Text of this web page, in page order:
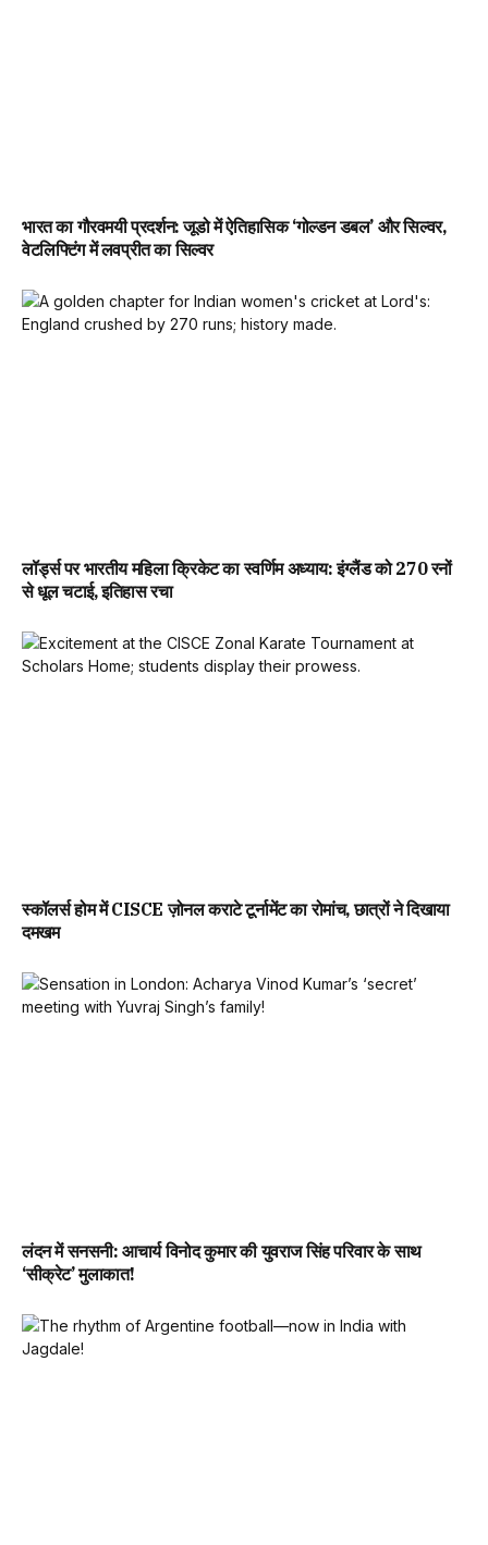
भारत का गौरवमयी प्रदर्शन: जूडो में ऐतिहासिक ‘गोल्डन डबल’ और सिल्वर,
वेटलिफ्टिंग में लवप्रीत का सिल्वर
लॉर्ड्स पर भारतीय महिला क्रिकेट का स्वर्णिम अध्याय: इंग्लैंड को 270 रनों
से धूल चटाई, इतिहास रचा
स्कॉलर्स होम में CISCE ज़ोनल कराटे टूर्नामेंट का रोमांच, छात्रों ने दिखाया
दमखम
लंदन में सनसनी: आचार्य विनोद कुमार की युवराज सिंह परिवार के साथ
‘सीक्रेट’ मुलाकात!